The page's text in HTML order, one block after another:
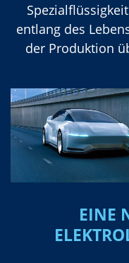
entlang des
der Produktion
EINE